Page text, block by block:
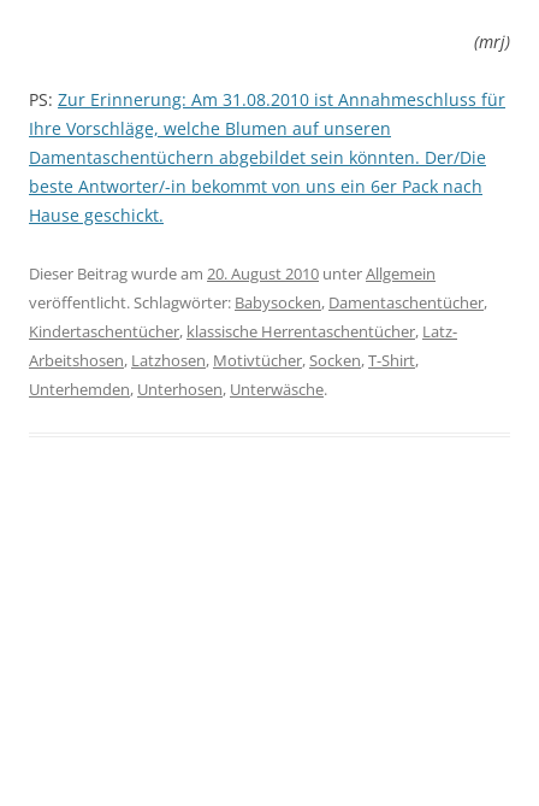
(mrj)
PS: Zur Erinnerung: Am 31.08.2010 ist Annahmeschluss für
Ihre Vorschläge, welche Blumen auf unseren
Damentaschentüchern abgebildet sein könnten. Der/Die
beste Antworter/-in bekommt von uns ein 6er Pack nach
Hause geschickt.
Dieser Beitrag wurde am 20. August 2010 unterAllgemein
veröffentlicht. Schlagwörter: Babysocken, Damentaschentücher,
Kindertaschentücher, klassische Herrentaschentücher, Latz-
Arbeitshosen, Latzhosen, Motivtücher,Socken,T-Shirt,
Unterhemden, Unterhosen, Unterwäsche.